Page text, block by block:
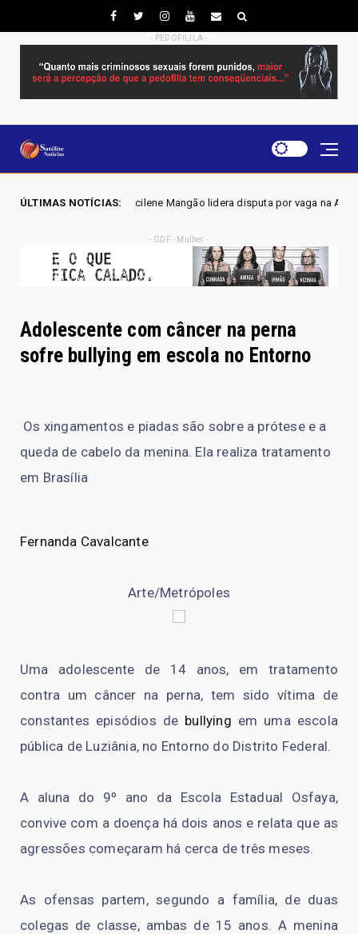
- PEDOFILILA -
ÚLTIMAS NOTÍCIAS:
- Joscilene Mangão lidera disputa por vaga na Alego em Novo Gama,
- GDF - Mulher -
Adolescente com câncer na perna
sofre bullying em escola no Entorno
Os xingamentos e piadas são sobre a prótese e a
queda de cabelo da menina. Ela realiza tratamento
em Brasília
Fernanda Cavalcante
Arte/Metrópoles
Uma adolescente de 14 anos, em tratamento
contra um câncer na perna, tem sido vítima de
constantes episódios de bullying em uma escola
pública de Luziânia, no Entorno do Distrito Federal.
A aluna do 9º ano da Escola Estadual Osfaya,
convive com a doença há dois anos e relata que as
agressões começaram há cerca de três meses.
As ofensas partem, segundo a família, de duas
colegas de classe, ambas de 15 anos. A menina